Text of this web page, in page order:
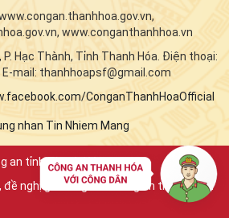
www.conganthanhhoa.vn
Hạc Thành, Tỉnh Thanh Hóa. Điện thoại:
E-mail: thanhhoapsf@gmail.com
ConganThanhHoaOfficial
an tỉnh Thanh Hóa.
đề nghị ghi rõ nguồn "Công an tỉnh Thanh